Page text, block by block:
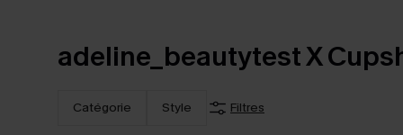
adeline_beautytest X
Catégorie Style Filtres